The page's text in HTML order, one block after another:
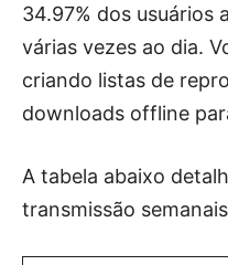
34.97% dos usuários
várias vezes ao dia.
criando listas de
downloads offline
A tabela abaixo
transmissão